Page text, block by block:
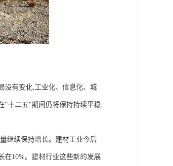
没有变化,工业化、信息化、城
"十二五"期间仍将保持持续平稳
继续保持增长。建材工业今后
在10%。建材行业这些新的发展